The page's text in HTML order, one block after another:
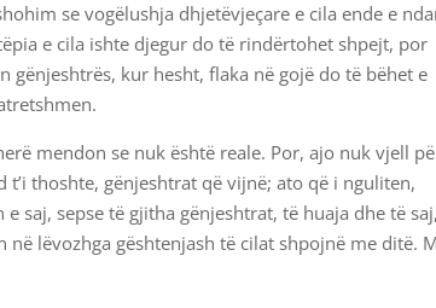
se vogëlushja dhjetëvjeçare e cila ende e
e cila ishte djegur do të rindërtohet shpejt, por
gënjeshtrës, kur hesht, flaka në gojë do të bëhet e
mendon se nuk është reale. Por, ajo nuk vjell
thoshte, gënjeshtrat që vijnë; ato që i nguliten,
saj, sepse të gjitha gënjeshtrat, të huaja dhe të
lëvozhga gështenjash të cilat shpojnë me ditë.